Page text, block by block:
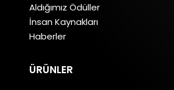
Aldığımız Ödüller
İnsan Kaynakları
Haberler
ÜRÜNLER